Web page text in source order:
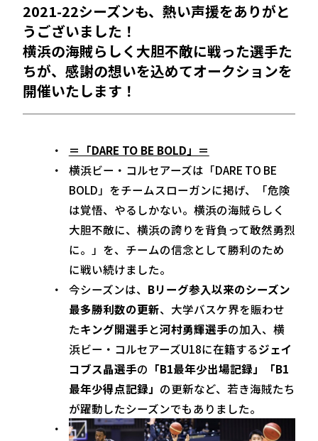
2021-22シーズンも、熱い声援をありがと
うございました！
横浜の海賊らしく大胆不敵に戦った選手た
ちが、感謝の想いを込めてオークションを
開催いたします！
＝「DARE TO BE BOLD」＝
横浜ビー・コルセアーズは「DARE TO BE
BOLD」をチームスローガンに掲げ、「危険
は覚悟、やるしかない。横浜の海賊らしく
大胆不敵に、横浜の誇りを背負って敢然勇烈
に。」を、チームの信念として勝利のため
に戦い続けました。
今シーズンは、 Bリーグ参入以来のシーズン
最多勝利数の更新、大学バスケ界を賑わせ
たキング開選手と河村勇輝選手の加入、横
浜ビー・コルセアーズU18に在籍するジェイ
コブス晶選手の 「B1最年少出場記録」「B1
最年少得点記録」 の更新など、若き海賊たち
が躍動したシーズンでもありました。